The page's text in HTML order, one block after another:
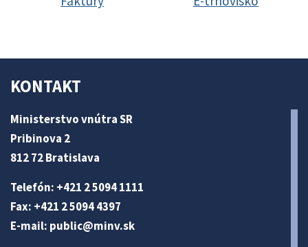
KONTAKT
Ministerstvo vnútra SR
Pribinova 2
812 72 Bratislava
Telefón: +421 2 5094 1111
Fax: +421 2 5094 4397
E-mail: public@minv.sk